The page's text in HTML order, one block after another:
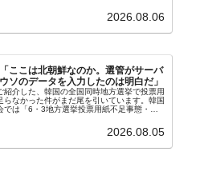
2026.08.06
ここは北朝鮮なのか。選管がサーバ
ソのデータを入力したのは明白だ」
紹介した、韓国の全国同時地方選挙で投票用
らなかった件がまだ尾を引いています。韓国
では「6・3地方選挙投票用紙不足事態・国
国民の力』の朱晋佑（チュ・ジヌ）議員はそ
2026.08.05